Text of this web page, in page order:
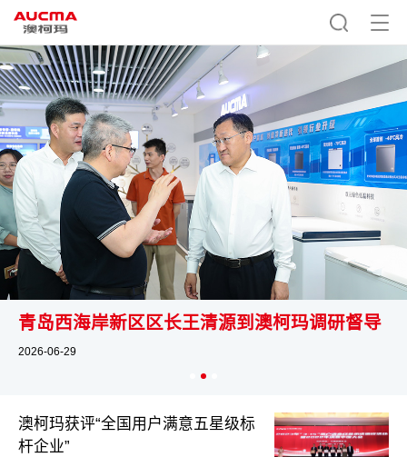
青岛西海岸新区区长王清源到澳柯玛调研督导
2026-06-29
澳柯玛获评“全国用户满意五星级标
杆企业”